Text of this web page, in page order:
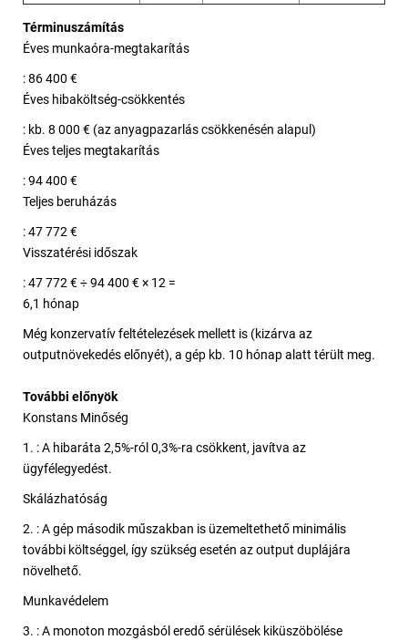
Términuszámítás
Éves munkaóra-megtakarítás
: 86 400 €
Éves hibaköltség-csökkentés
: kb. 8 000 € (az anyagpazarlás csökkenésén alapul)
Éves teljes megtakarítás
: 94 400 €
Teljes beruházás
: 47 772 €
Visszatérési időszak
: 47 772 € ÷ 94 400 € × 12 =
6,1 hónap
Még konzervatív feltételezések mellett is (kizárva az
outputnövekedés előnyét), a gép kb. 10 hónap alatt térült meg.
További előnyök
Konstans Minőség
1. : A hibaráta 2,5%-ról 0,3%-ra csökkent, javítva az
ügyfélegyedést.
Skálázhatóság
2. : A gép második műszakban is üzemeltethető minimális
további költséggel, így szükség esetén az output duplájára
növelhető.
Munkavédelem
3. : A monoton mozgásból eredő sérülések kiküszöbölése